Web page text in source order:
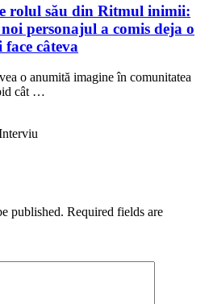
rolul său din Ritmul inimii:
personajul a comis deja o
face câteva
o anumită imagine în comunitatea
cât …
published. Required fields are